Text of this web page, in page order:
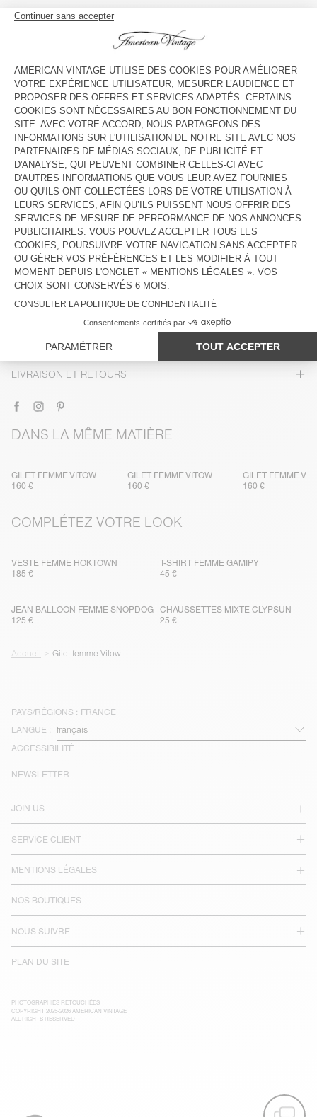
GUIDE DES TAILLES
entre le mercredi 12 août et le vendredi 14
AJOUTER AU PANIER
VOIR LA DISPONIBILITE EN MAGASIN
VOIR LE LOOK
DESCRIPTION
TAILLE ET COUPE
COMPOSITION
ENTRETIEN
TRAÇABILITÉ
LIVRAISON ET RETOURS
DANS LA MÊME MATIÈRE
GILET FEMME VITOW
160 €
GILET FEMME VITOW
160 €
GILET FEMME
160 €
COMPLÉTEZ VOTRE LOOK
VESTE FEMME HOKTOWN
185 €
T-SHIRT FEMME GAMIPY
45 €
JEAN BALLOON FEMME SNOPDOG
125 €
CHAUSSETTES MIXTE CLYPSUN
25 €
Accueil Gilet femme Vitow
PAYS/RÉGIONS : FRANCE
LANGUE :
ACCESSIBILITÉ
JOIN US
SERVICE CLIENT
MENTIONS LÉGALES
NOS BOUTIQUES
NOUS SUIVRE
PLAN DU SITE
NEWSLETTER
PHOTOGRAPHIES RETOUCHÉES
COPYRIGHT 2025-2026 AMERICAN VINTAGE
ALL RIGHTS RESERVED